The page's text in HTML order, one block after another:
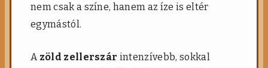
nem csak a színe, hanem az íze is eltér
egymástól.
A zöld zellerszár intenzívebb, sokkal